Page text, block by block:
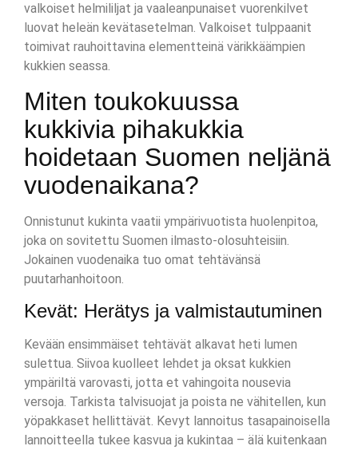
valkoiset helmililjat ja vaaleanpunaiset vuorenkilvet
luovat heleän kevätasetelman. Valkoiset tulppaanit
toimivat rauhoittavina elementteinä värikkäämpien
kukkien seassa.
Miten toukokuussa
kukkivia pihakukkia
hoidetaan Suomen neljänä
vuodenaikana?
Onnistunut kukinta vaatii ympärivuotista huolenpitoa,
joka on sovitettu Suomen ilmasto-olosuhteisiin.
Jokainen vuodenaika tuo omat tehtävänsä
puutarhanhoitoon.
Kevät: Herätys ja valmistautuminen
Kevään ensimmäiset tehtävät alkavat heti lumen
sulettua. Siivoa kuolleet lehdet ja oksat kukkien
ympäriltä varovasti, jotta et vahingoita nousevia
versoja. Tarkista talvisuojat ja poista ne vähitellen, kun
yöpakkaset hellittävät. Kevyt lannoitus tasapainoisella
lannoitteella tukee kasvua ja kukintaa – älä kuitenkaan